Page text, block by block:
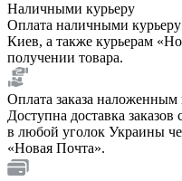
Наличными курьеру
Оплата наличными курьеру
Киев, а также курьерам
получении товара.
Оплата заказа
Доступна доставка
в любой уголок Украины
«Новая Почта».